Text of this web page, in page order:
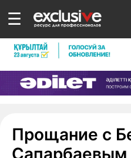
☰
Прощание с
Сапарбаевым